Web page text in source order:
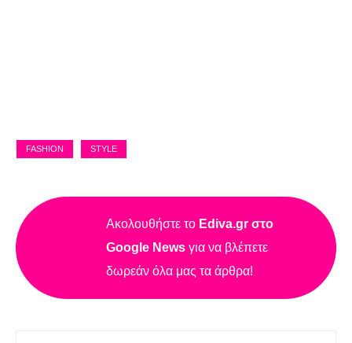
FASHION STYLE
Ακολουθήστε το Ediva.gr στο
Google News για να βλέπετε
δωρεάν όλα μας τα άρθρα!